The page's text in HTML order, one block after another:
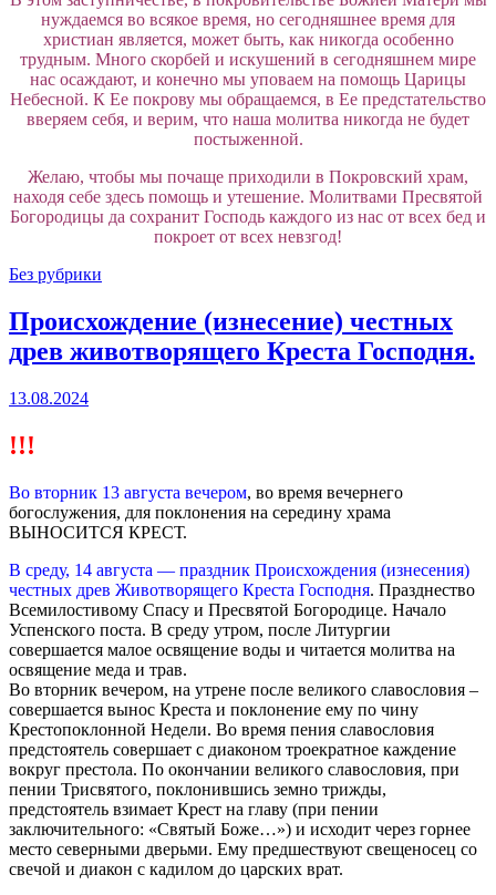
нуждаемся во всякое время, но сегодняшнее время для
христиан является, может быть, как никогда особенно
трудным. Много скорбей и искушений в сегодняшнем мире
нас осаждают, и конечно мы уповаем на помощь Царицы
Небесной. К Ее покрову мы обращаемся, в Ее предстательство
вверяем себя, и верим, что наша молитва никогда не будет
постыженной.
Желаю, чтобы мы почаще приходили в Покровский храм,
находя себе здесь помощь и утешение. Молитвами Пресвятой
Богородицы да сохранит Господь каждого из нас от всех бед и
покроет от всех невзгод!
Без рубрики
Происхождение (изнесение) честных
древ животворящего Креста Господня.
13.08.2024
!!!
Во вторник 13 августа вечером, во время вечернего
богослужения, для поклонения на середину храма
ВЫНОСИТСЯ КРЕСТ.
В среду, 14 августа — праздник Происхождения (изнесения)
честных древ Животворящего Креста Господня. Празднество
Всемилостивому Спасу и Пресвятой Богородице. Начало
Успенского поста. В среду утром, после Литургии
совершается малое освящение воды и читается молитва на
освящение меда и трав.
Во вторник вечером, на утрене после великого славословия –
совершается вынос Креста и поклонение ему по чину
Крестопоклонной Недели. Во время пения славословия
предстоятель совершает с диаконом троекратное каждение
вокруг престола. По окончании великого славословия, при
пении Трисвятого, поклонившись земно трижды,
предстоятель взимает Крест на главу (при пении
заключительного: «Святый Боже…») и исходит через горнее
место северными дверьми. Ему предшествуют свещеносец со
свечой и диакон с кадилом до царских врат.